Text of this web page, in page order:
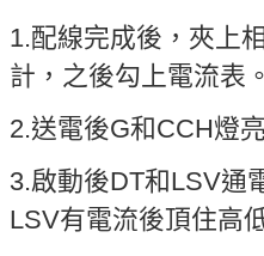
1.配線完成後，夾上
計，之後勾上電流表
2.送電後G和CCH燈
3.啟動後DT和LSV通
LSV有電流後頂住高